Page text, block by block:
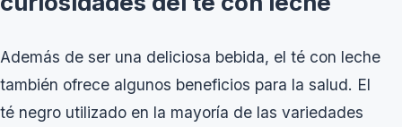
Además de ser una deliciosa bebida, el té con leche
también ofrece algunos beneficios para la salud. El
té negro utilizado en la mayoría de las variedades